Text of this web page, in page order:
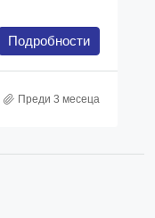
Подробности
Преди 3 месеца